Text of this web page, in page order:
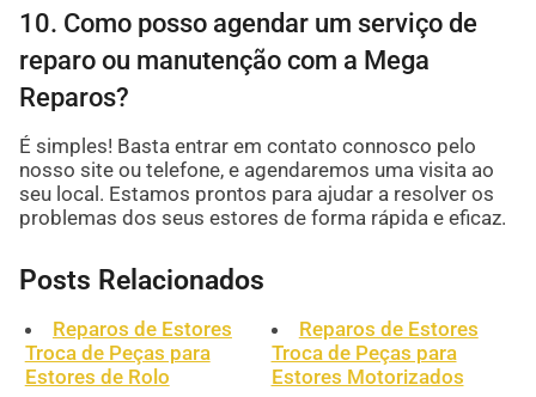
10. Como posso agendar um serviço de
reparo ou manutenção com a Mega
Reparos?
É simples! Basta entrar em contato connosco pelo
nosso site ou telefone, e agendaremos uma visita ao
seu local. Estamos prontos para ajudar a resolver os
problemas dos seus estores de forma rápida e eficaz.
Posts Relacionados
Reparos de Estores
Troca de Peças para
Estores de Rolo
Reparos de Estores
Troca de Peças para
Estores Motorizados